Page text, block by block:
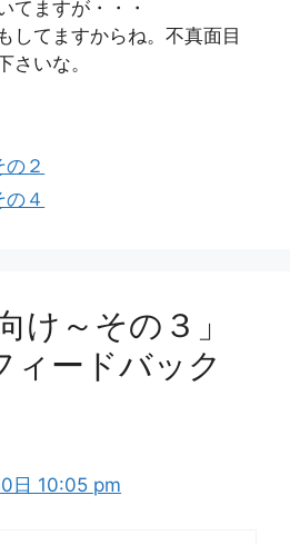
てますが・・・
してますからね。不真面目
さいな。
２
４
け～その３」
ィードバック
日 10:05 pm